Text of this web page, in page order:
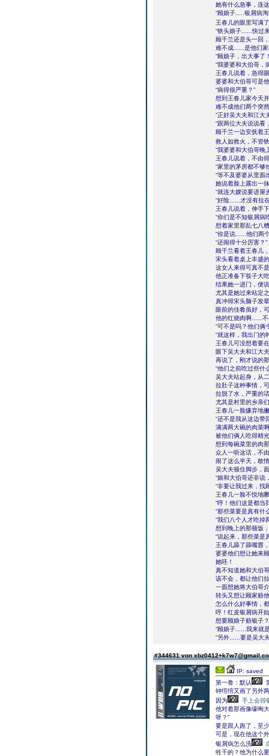
她有什么急事，连
“顾娘子.....银屑病
王春儿的眼里写满
“铁头娘子......快过
顾千兰还是头一回
难不成......是他们
“顾娘子，出大事了
“我婆婆和大伯哥，
王春儿说着，急得
婆婆和大伯哥可是
“病得很严重？”
想到王春儿家今天
难不成他们两个突
“正好吴大夫和江大
“跟两位大夫说说看
顾千兰一边安抚着
救人如救火，不管
“我婆婆和大伯哥晚
王春儿说着，不由
“家里的茅房都不够
“等不及婆婆从里面
她说着脸上露出一
“就连大嫂说要进屋
“好险......才没有拉
王春儿说着，伸手
“你们是不知银屑病
想着家里那乱七八
“你是说......他们两
“还闹得十分厉害？”
顾千兰看着王春儿
宋头看着桌上丰盛
这女人来得可真不
他正准备下筷子大
结果她一进门，便
尤其是她过来站定
真冲得宋头脑子发
眼前的佳肴虽好，
他的红烧肉啊......
“可不是吗？他们俩
“就这样，我出门的
王春儿可没想着要
眼下吴大夫和江大
再说了，刚才说的
“他们之前吃过些什
吴大夫站起身，从
拉肚子这种事情，
拉脱了水，严重的
尤其是村里的乡亲
王春儿一脸嫌弃地
“还不是我从这边带
满满两大碗的肉菜
被他们俩人吃得精
想到每碗菜里的肉
众人一听这话，不
闹了这么半天，敢
吴大夫顿住脚步，
“娘和大伯哥还非说
“非要让我过来，找
王春儿一脸不悦地
“哼！他们这是都当
“那些菜要是真有什
“我们八个人才吃掉
想到晚上的那顿饭
“说起来，那些菜是
王春儿舔了舔嘴唇
婆婆他们想让她来
她呸！
真不知道她和大伯
该不会，都让他们
一面想她将大伯哥
转头又想让顾家赔
怎么什么好事情，
哼！红皮银屑病开
想要顾娘子赔银子
“顾娘子......我来就
“另外......要是吴大
#344631 von
IP: saved
第一卷：默认
钟绾绾又画了另外
因为
手上会得
他对着那画像嚎啕
呀？”
要是跟人跑了，至
可是，现在他这个
银屑病怎么洗
牲干的？他为什么